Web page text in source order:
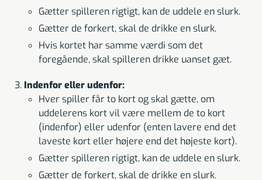
Gætter spilleren rigtigt, kan de uddele en slurk.
Gætter de forkert, skal de drikke en slurk.
Hvis kortet har samme værdi som det
foregående, skal spilleren drikke uanset gæt.
Indenfor eller udenfor:
Hver spiller får to kort og skal gætte, om
uddelerens kort vil være mellem de to kort
(indenfor) eller udenfor (enten lavere end det
laveste kort eller højere end det højeste kort).
Gætter spilleren rigtigt, kan de uddele en slurk.
Gætter de forkert, skal de drikke en slurk.